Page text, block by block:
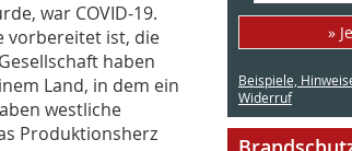
war COVID-19.
vorbereitet ist, die
haben
Land, in dem ein
westliche
Produktionsherz
»
Beispiele,
Widerruf